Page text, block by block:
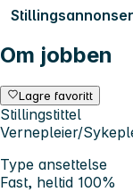
Om jobben
Lagre favoritt
Stillingstittel
Vernepleier/
Type ansettelse
Fast, heltid 100%